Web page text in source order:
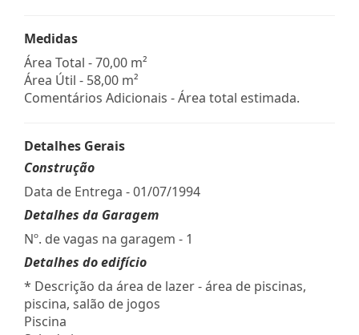
Medidas
Área Total - 70,00 m²
Área Útil - 58,00 m²
Comentários Adicionais - Área total estimada.
Detalhes Gerais
Construção
Data de Entrega - 01/07/1994
Detalhes da Garagem
Nº. de vagas na garagem - 1
Detalhes do edifício
* Descrição da área de lazer - área de piscinas,
piscina, salão de jogos
Piscina